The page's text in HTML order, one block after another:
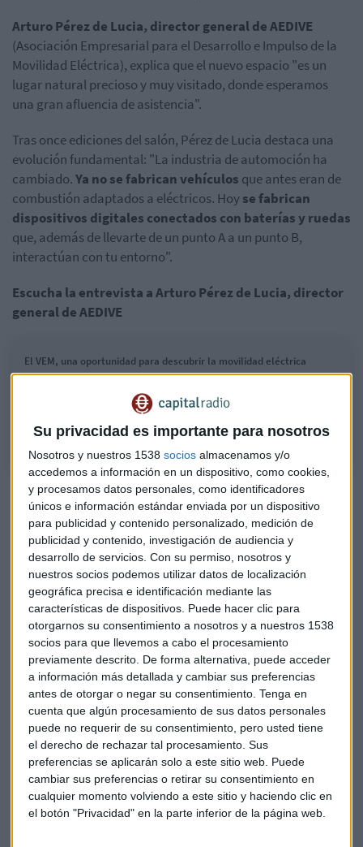
Su privacidad es importante para nosotros
Nosotros y nuestros 1538 socios almacenamos y/o
accedemos a información en un dispositivo, como cookies,
y procesamos datos personales, como identificadores
únicos e información estándar enviada por un dispositivo
para publicidad y contenido personalizado, medición de
publicidad y contenido, investigación de audiencia y
desarrollo de servicios. Con su permiso, nosotros y
nuestros socios podemos utilizar datos de localización
geográfica precisa e identificación mediante las
características de dispositivos. Puede hacer clic para
otorgarnos su consentimiento a nosotros y a nuestros 1538
socios para que llevemos a cabo el procesamiento
previamente descrito. De forma alternativa, puede acceder
a información más detallada y cambiar sus preferencias
antes de otorgar o negar su consentimiento. Tenga en
cuenta que algún procesamiento de sus datos personales
puede no requerir de su consentimiento, pero usted tiene
el derecho de rechazar tal procesamiento. Sus
preferencias se aplicarán solo a este sitio web. Puede
cambiar sus preferencias o retirar su consentimiento en
cualquier momento volviendo a este sitio y haciendo clic en
el botón "Privacidad" en la parte inferior de la página web.
Arturo Pérez de Lucia, director general de AEDIVE
(Asociación Empresarial para el Desarrollo e Impulso de la
Movilidad Eléctrica), explica que el nuevo espacio "es un
lugar natural precioso y muy visitado, donde esperamos
una gran afluencia de asistencia".
Tras once ediciones del salón, Pérez de Lucia destaca una
evolución fundamental: "La industria de automoción ha
cambiado.Ya no se fabrican vehículos que antes eran de
combustión adaptados a eléctricos. Hoyse fabrican
dispositivos digitales conectados con baterías y ruedas
que, además de llevarte de un punto A a un punto B,
interactúan con tu entorno".
Escucha la entrevista a Arturo Pérez de Lucia, director
general de AEDIVE
El VEM, una oportunidad para descubrir la movilidad eléctrica
Empresarial española para el Desarrollo e Impulso de la Movilidad
Una industria en evolución
El directivo establece un paralelismo con la telefonía móvil:
"Antes el teléfono era un aparato con una rueca para
marcar números. Hoy un móvil es un dispositivo con el que a